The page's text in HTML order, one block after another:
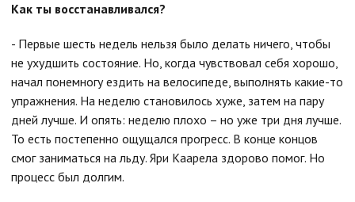
Как ты восстанавливался?
- Первые шесть недель нельзя было делать ничего, чтобы
не ухудшить состояние. Но, когда чувствовал себя хорошо,
начал понемногу ездить на велосипеде, выполнять какие-то
упражнения. На неделю становилось хуже, затем на пару
дней лучше. И опять: неделю плохо – но уже три дня лучше.
То есть постепенно ощущался прогресс. В конце концов
смог заниматься на льду. Яри Каарела здорово помог. Но
процесс был долгим.